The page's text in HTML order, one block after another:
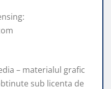
– materialul grafic
sub licenta de